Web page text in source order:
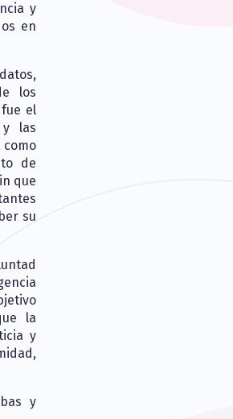
y
en
los
el
las
como
de
que
su
la
y
y